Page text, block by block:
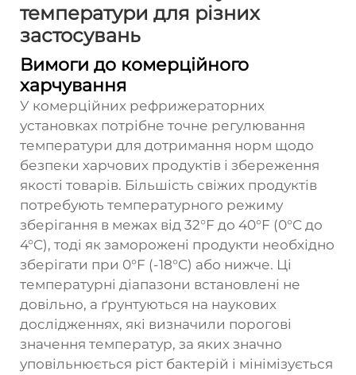
температури для різних
застосувань
Вимоги до комерційного
харчування
У комерційних рефрижераторних
установках потрібне точне регулювання
температури для дотримання норм щодо
безпеки харчових продуктів і збереження
якості товарів. Більшість свіжих продуктів
потребують температурного режиму
зберігання в межах від 32°F до 40°F (0°C до
4°C), тоді як заморожені продукти необхідно
зберігати при 0°F (-18°C) або нижче. Ці
температурні діапазони встановлені не
довільно, а ґрунтуються на наукових
дослідженнях, які визначили порогові
значення температур, за яких значно
уповільнюється ріст бактерій і мінімізується